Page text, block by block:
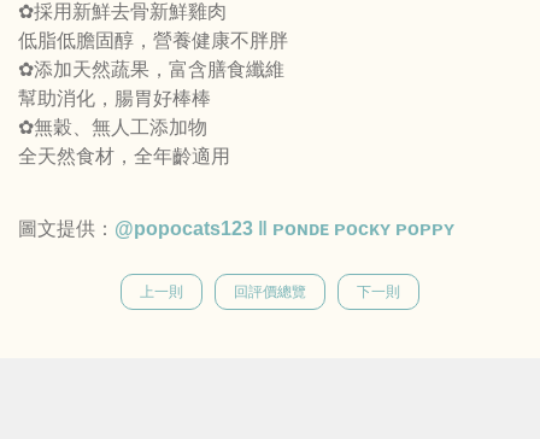
✿採用新鮮去骨新鮮雞肉
低脂低膽固醇，營養健康不胖胖
✿添加天然蔬果，富含膳食纖維
幫助消化，腸胃好棒棒
✿無穀、無人工添加物
全天然食材，全年齡適用
圖文提供： @popocats123 ‖ ᴘᴏɴᴅᴇ ᴘᴏᴄᴋʏ ᴘᴏᴘᴘʏ
上一則 回評價總覽 下一則